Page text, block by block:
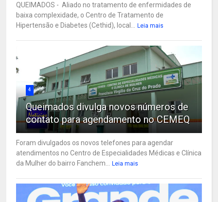
QUEIMADOS - Aliado no tratamento de enfermidades de
baixa complexidade, o Centro de Tratamento de
Hipertensão e Diabetes (Cethid), local...
Leia mais
4
Queimados divulga novos números de
contato para agendamento no CEMEQ
Foram divulgados os novos telefones para agendar
atendimentos no Centro de Especialidades Médicas e Clínica
da Mulher do bairro Fanchem...
Leia mais